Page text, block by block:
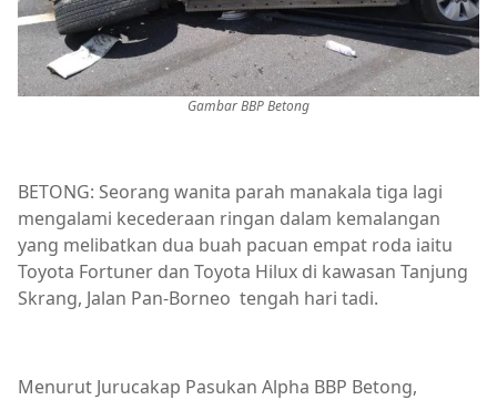
Gambar BBP Betong
BETONG: Seorang wanita parah manakala tiga lagi
mengalami kecederaan ringan dalam kemalangan
yang melibatkan dua buah pacuan empat roda iaitu
Toyota Fortuner dan Toyota Hilux di kawasan Tanjung
Skrang, Jalan Pan-Borneo tengah hari tadi.
Menurut Jurucakap Pasukan Alpha BBP Betong,